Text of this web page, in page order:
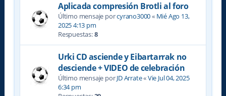
Aplicada compresión Brotli al foro
Último mensaje porcyrano3000« Mié Ago 13,
2025 4:13 pm
Respuestas:8
Urki CD asciende y Eibartarrak no
desciende + VIDEO de celebración
Último mensaje porJD Arrate«Vie Jul 04, 2025
6:34 pm